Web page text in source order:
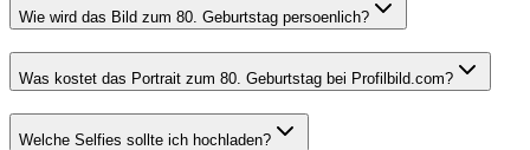
Wie wird das Bild zum 80. Geburtstag persoenlich?
Was kostet das Portrait zum 80. Geburtstag bei Profilbild.com?
Welche Selfies sollte ich hochladen?